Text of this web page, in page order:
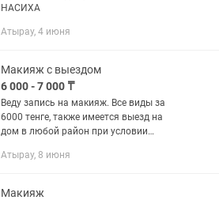
НАСИХА
Атырау, 4 июня
Макияж с выездом
6 000 - 7 000 ₸
Веду запись на макияж. Все виды за
6000 тенге, также имеется выезд на
дом в любой район при условии
Пишите. От 3 клиентов скидка 10 %
Атырау, 8 июня
Макияж